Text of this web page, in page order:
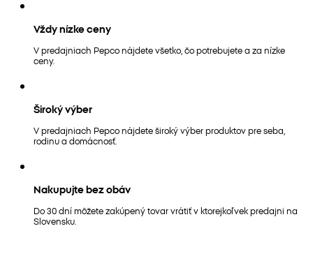
Vždy nízke ceny
V predajniach Pepco nájdete všetko, čo potrebujete a za nízke
ceny.
Široký výber
V predajniach Pepco nájdete široký výber produktov pre seba,
rodinu a domácnosť.
Nakupujte bez obáv
Do 30 dní môžete zakúpený tovar vrátiť v ktorejkoľvek predajni na
Slovensku.